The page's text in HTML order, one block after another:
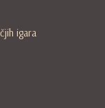
igara